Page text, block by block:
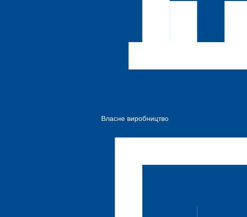
Власне виробництво